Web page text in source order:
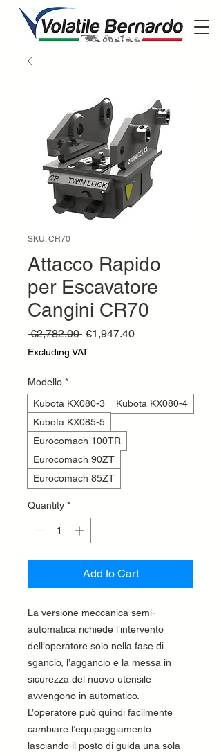
SKU: CR70
Attacco Rapido
per Escavatore
Cangini CR70
€2,782.00 Regular
Price
€1,947.40Sale
Excluding VAT
Modello *
Kubota KX080-3
Kubota KX080-4
Kubota KX085-5
Eurocomach 100TR
Eurocomach 90ZT
Eurocomach 85ZT
Quantity *
Add to Cart
La versione meccanica semi-
automatica richiede l’intervento
dell’operatore solo nella fase di
sgancio, l’aggancio e la messa in
sicurezza del nuovo utensile
avvengono in automatico.
L’operatore può quindi facilmente
cambiare l’equipaggiamento
lasciando il posto di guida una sola